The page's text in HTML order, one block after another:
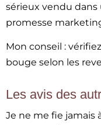
sérieux vendu dans
promesse
Mon conseil :
bouge selon les
Les avis des
Je ne me fie jamais